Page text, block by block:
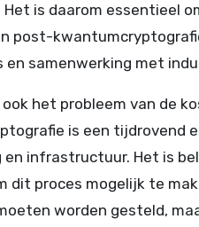
Het is daarom essentieel
post-
samenwerking met
het probleem van de
is een tijdrovend
infrastructuur. Het is
dit proces mogelijk te
worden gesteld,